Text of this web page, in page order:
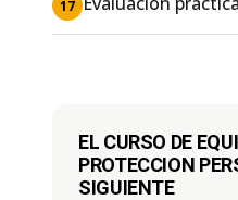
17
EL CURSO DE
PROTECCION
SIGUIENTE